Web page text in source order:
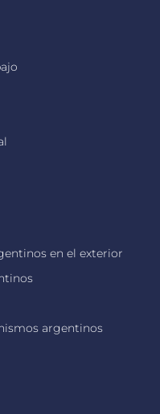
en el exterior
argentinos